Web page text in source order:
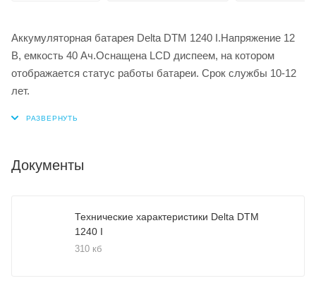
Аккумуляторная батарея Delta DTM 1240 I.Напряжение 12
В, емкость 40 Ач.Оснащена LCD диспеем, на котором
отображается статус работы батареи. Срок службы 10-12
лет.
Документы
Технические характеристики Delta DTM
1240 I
310 кб